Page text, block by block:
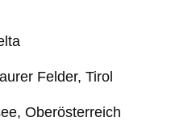
Felder, Tirol
Oberösterreich